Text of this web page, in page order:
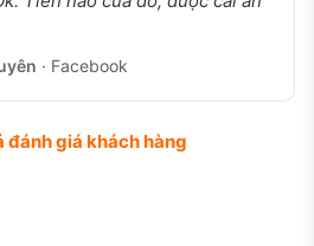
· Facebook
đánh giá khách hàng